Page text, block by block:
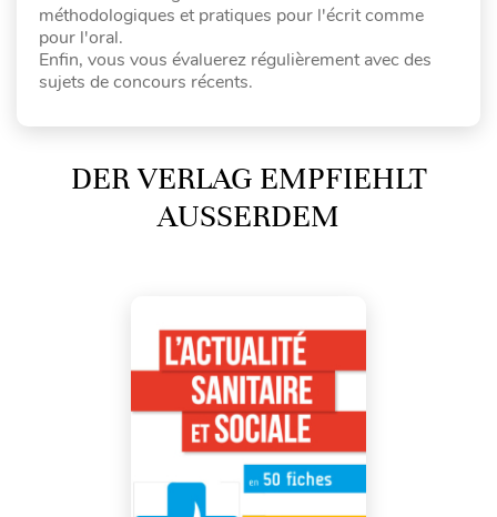
méthodologiques et pratiques pour l'écrit comme
pour l'oral.
Enfin, vous vous évaluerez régulièrement avec des
sujets de concours récents.
DER VERLAG EMPFIEHLT
AUSSERDEM